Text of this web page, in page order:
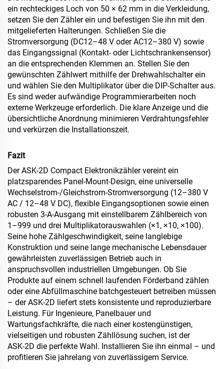
ein rechteckiges Loch von 50 × 62 mm in die Verkleidung,
setzen Sie den Zähler ein und befestigen Sie ihn mit den
mitgelieferten Halterungen. Schließen Sie die
Stromversorgung (DC12–48 V oder AC12–380 V) sowie
das Eingangssignal (Kontakt- oder Lichtschrankensensor)
an die entsprechenden Klemmen an. Stellen Sie den
gewünschten Zählwert mithilfe der Drehwahlschalter ein
und wählen Sie den Multiplikator über die DIP-Schalter aus.
Es sind weder aufwändige Programmierarbeiten noch
externe Werkzeuge erforderlich. Die klare Anzeige und die
übersichtliche Anordnung minimieren Verdrahtungsfehler
und verkürzen die Installationszeit.
Fazit
Der ASK‑2D Compact Elektronikzähler vereint ein
platzsparendes Panel-Mount-Design, eine universelle
Wechselstrom-/Gleichstrom-Stromversorgung (12–380 V
AC / 12–48 V DC), flexible Eingangsoptionen sowie einen
robusten 3-A-Ausgang mit einstellbarem Zählbereich von
1–999 und drei Multiplikatorauswahlen (×1, ×10, ×100).
Seine hohe Zählgeschwindigkeit, seine langlebige
Konstruktion und seine lange mechanische Lebensdauer
gewährleisten zuverlässigen Betrieb auch in
anspruchsvollen industriellen Umgebungen. Ob Sie
Produkte auf einem schnell laufenden Förderband zählen
oder eine Abfüllmaschine batchgesteuert betreiben müssen
– der ASK‑2D liefert stets konsistente und reproduzierbare
Leistung. Für Ingenieure, Panelbauer und
Wartungsfachkräfte, die nach einer kostengünstigen,
vielseitigen und robusten Zähllösung suchen, ist der
ASK‑2D die perfekte Wahl. Installieren Sie ihn einmal – und
profitieren Sie jahrelang von zuverlässigem Service.